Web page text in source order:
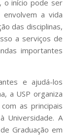
o início pode ser
a vida
das disciplinas,
a serviços de
importantes
e ajudá-los
a USP organiza
as principais
Universidade. A
Graduação em